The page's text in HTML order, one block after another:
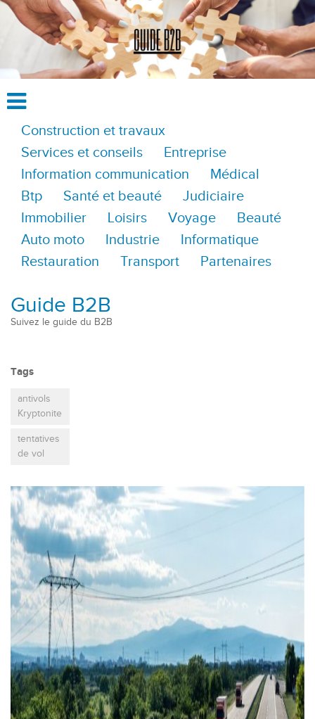
Construction et travaux
Services et conseils
Entreprise
Information communication
Médical
Btp
Santé et beauté
Judiciaire
Immobilier
Loisirs Voyage
Beauté
Auto moto
Industrie
Informatique
Restauration
Transport Partenaires
Guide B2B
Suivez le guide du B2B
Tags
antivols
Kryptonite
tentatives
de vol